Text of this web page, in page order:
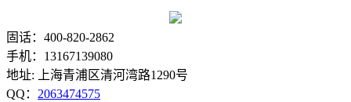
固话：400-820-2862
手机：13167139080
地址: 上海青浦区清河湾路1290号
QQ： 2063474575